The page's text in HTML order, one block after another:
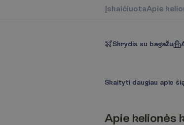
ĮskaičiuotaApie kelio
Skrydis su bagažu
Skaityti daugiau apie ši
Apie kelionės